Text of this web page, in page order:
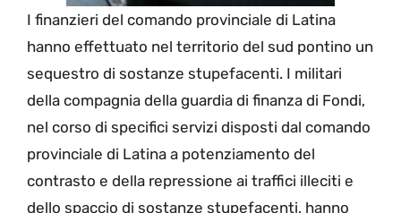
I finanzieri del comando provinciale di Latina
hanno effettuato nel territorio del sud pontino un
sequestro di sostanze stupefacenti. I militari
della compagnia della guardia di finanza di Fondi,
nel corso di specifici servizi disposti dal comando
provinciale di Latina a potenziamento del
contrasto e della repressione ai traffici illeciti e
dello spaccio di sostanze stupefacenti, hanno